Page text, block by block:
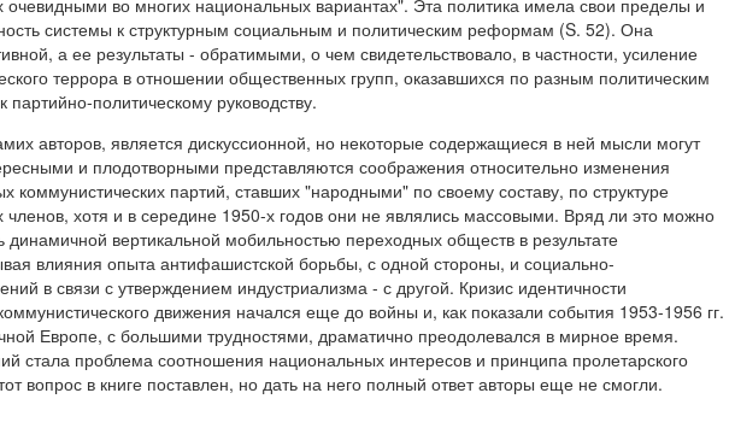
очевидными во многих национальных вариантах". Эта политика имела свои пределы и
системы к структурным социальным и политическим реформам (S. 52). Она
а ее результаты - обратимыми, о чем свидетельствовало, в частности, усиление
террора в отношении общественных групп, оказавшихся по разным политическим
политическому руководству.
авторов, является дискуссионной, но некоторые содержащиеся в ней мысли могут
и плодотворными представляются соображения относительно изменения
коммунистических партий, ставших "народными" по своему составу, по структуре
членов, хотя и в середине 1950-х годов они не являлись массовыми. Вряд ли это можно
динамичной вертикальной мобильностью переходных обществ в результате
влияния опыта антифашистской борьбы, с одной стороны, и социально-
в связи с утверждением индустриализма - с другой. Кризис идентичности
движения начался еще до войны и, как показали события 1953-1956 гг.
Европе, с большими трудностями, драматично преодолевался в мирное время.
стала проблема соотношения национальных интересов и принципа пролетарского
вопрос в книге поставлен, но дать на него полный ответ авторы еще не смогли.